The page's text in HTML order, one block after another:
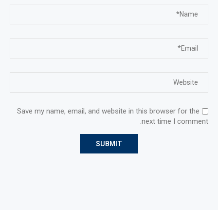
Save my name, email, and website in this browser for the
next time I comment.